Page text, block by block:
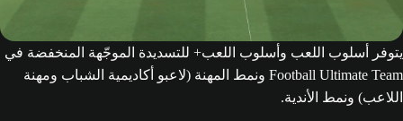
يتوفر أسلوب اللعب وأسلوب اللعب+ للتسديدة الموجّهة المنخفضة في
Football Ultimate Team ونمط المهنة (لاعبو أكاديمية الشباب ومهنة
اللاعب) ونمط الأندية.